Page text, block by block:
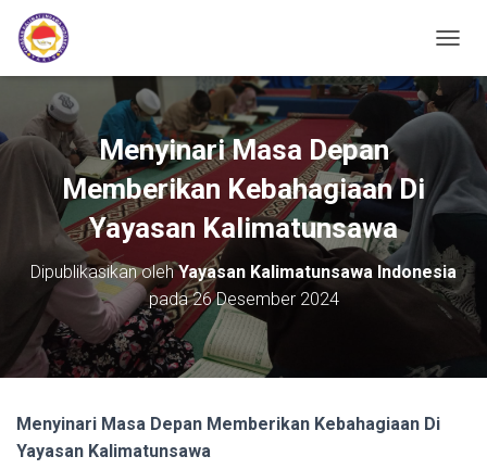
Menyinari Masa Depan
Memberikan Kebahagiaan Di
Yayasan Kalimatunsawa
Dipublikasikan olehYayasan Kalimatunsawa Indonesia
pada26 Desember 2024
Menyinari Masa Depan Memberikan Kebahagiaan Di
Yayasan Kalimatunsawa